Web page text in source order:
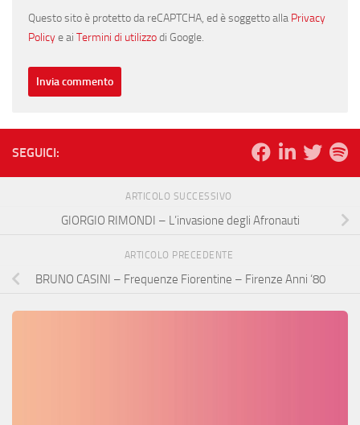
Questo sito è protetto da reCAPTCHA, ed è soggetto alla Privacy
Policye ai Termini di utilizzodi Google.
SEGUICI:
ARTICOLO SUCCESSIVO
GIORGIO RIMONDI – L’invasione degli Afronauti
ARTICOLO PRECEDENTE
BRUNO CASINI – Frequenze Fiorentine – Firenze Anni ‘80